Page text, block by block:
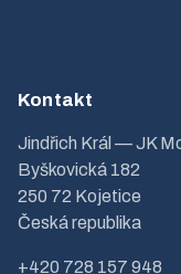
Kontakt
Jindřich Král — JK
Byškovická 182
250 72 Kojetice
Česká republika
+420 728 157 948